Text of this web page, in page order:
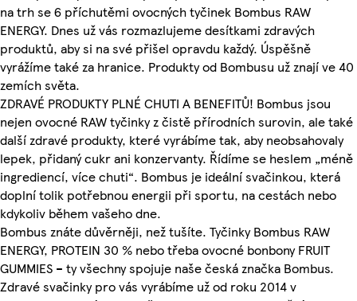
na trh se 6 příchutěmi ovocných tyčinek Bombus RAW
ENERGY. Dnes už vás rozmazlujeme desítkami zdravých
produktů, aby si na své přišel opravdu každý. Úspěšně
vyrážíme také za hranice. Produkty od Bombusu už znají ve 40
zemích světa.
ZDRAVÉ PRODUKTY PLNÉ CHUTI A BENEFITŮ! Bombus jsou
nejen ovocné RAW tyčinky z čistě přírodních surovin, ale také
další zdravé produkty, které vyrábíme tak, aby neobsahovaly
lepek, přidaný cukr ani konzervanty. Řídíme se heslem „méně
ingrediencí, více chuti“. Bombus je ideální svačinkou, která
doplní tolik potřebnou energii při sportu, na cestách nebo
kdykoliv během vašeho dne.
Bombus znáte důvěrněji, než tušíte. Tyčinky Bombus RAW
ENERGY, PROTEIN 30 % nebo třeba ovocné bonbony FRUIT
GUMMIES – ty všechny spojuje naše česká značka Bombus.
Zdravé svačinky pro vás vyrábíme už od roku 2014 v